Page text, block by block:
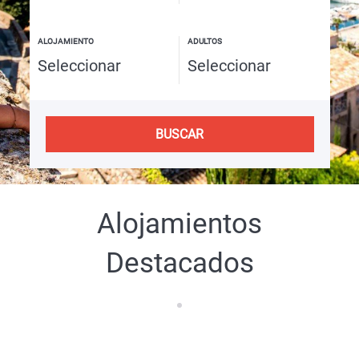
ALOJAMIENTO ADULTOS
BUSCAR
Alojamientos
Destacados